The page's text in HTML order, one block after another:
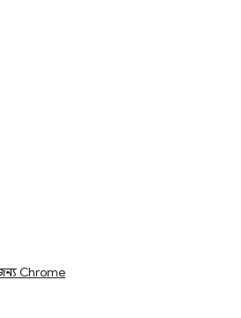
Chrome